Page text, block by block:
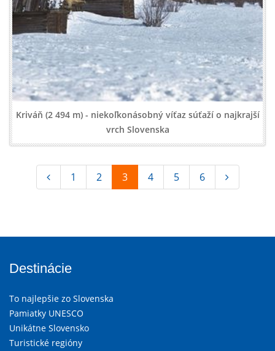
Kriváň (2 494 m) - niekoľkonásobný víťaz súťaží o najkrajší
vrch Slovenska
1 2 3 4 5 6
Destinácie
To najlepšie zo Slovenska
Pamiatky UNESCO
Unikátne Slovensko
Turistické regióny